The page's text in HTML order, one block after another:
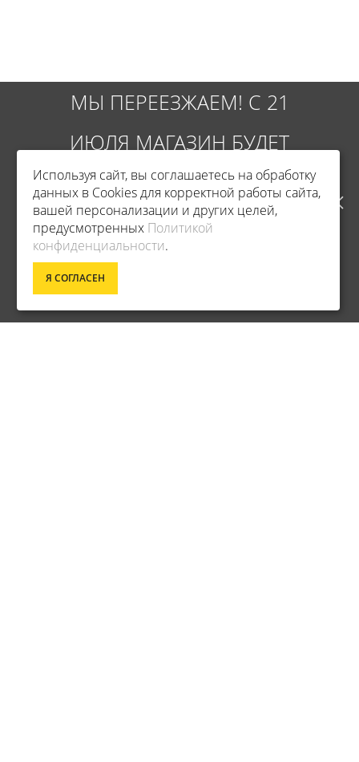
МЫ ПЕРЕЕЗЖАЕМ! С 21
ИЮЛЯ МАГАЗИН БУДЕТ
РАБОТАТЬ ПО НОВОМУ
АДРЕСУ. ПОДРОБНАЯ
ИНФОРМАЦИЯ О ПЕРЕЕЗДЕ
Фирменный магазин Champion
ИНФОРМАЦИЯ
Используя сайт, вы соглашаетесь на обработку
данных в Cookies для корректной работы сайта,
вашей персонализации и других целей,
предусмотренных Политикой
конфиденциальности.
Я СОГЛАСЕН